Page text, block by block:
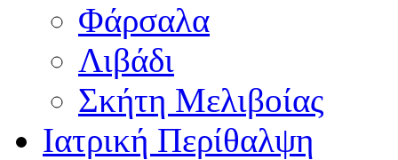
Φάρσαλα
Λιβάδι
Σκήτη Μελιβοίας
Ιατρική Περίθαλψη